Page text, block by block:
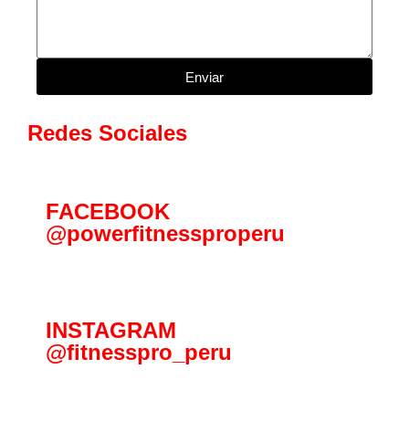
Enviar
Redes Sociales
FACEBOOK
@powerfitnessproperu
INSTAGRAM
@fitnesspro_peru